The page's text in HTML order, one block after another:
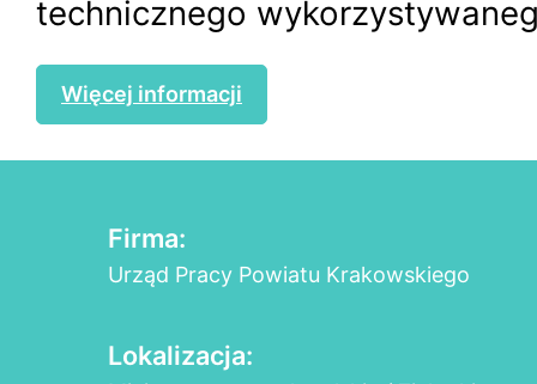
technicznego
Więcej informacji
Firma:
Urząd Pracy Powiatu Krakowskiego
Lokalizacja: